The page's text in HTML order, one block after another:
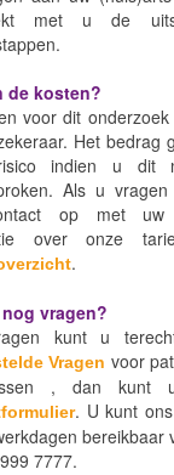
met u de
de kosten?
voor dit
Het bedrag
indien u dit
Als u
op met uw
over onze
.
vragen?
kunt u
Vragen voor
, dan kunt
. U kunt
7777.